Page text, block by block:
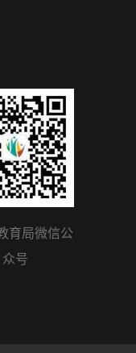
育局微信公
众号